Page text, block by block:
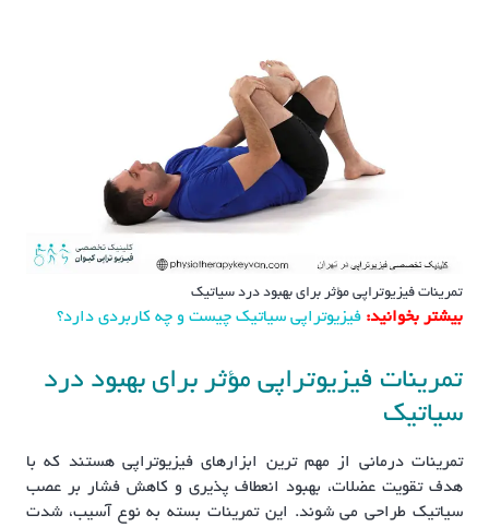
تمرینات فیزیوتراپی مؤثر برای بهبود درد سیاتیک
بیشتر بخوانید: فیزیوتراپی سیاتیک چیست و چه کاربردی دارد؟
تمرینات فیزیوتراپی مؤثر برای بهبود درد
سیاتیک
تمرینات درمانی از مهم ترین ابزارهای فیزیوتراپی هستند که با
هدف تقویت عضلات، بهبود انعطاف پذیری و کاهش فشار بر عصب
سیاتیک طراحی می شوند. این تمرینات بسته به نوع آسیب، شدت